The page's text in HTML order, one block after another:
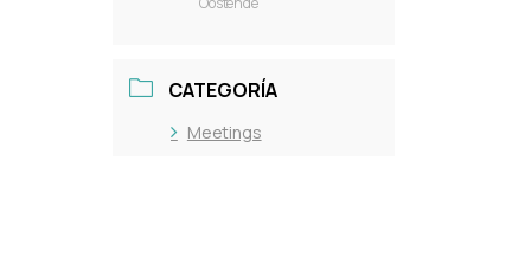
CATEGORÍA
Meetings